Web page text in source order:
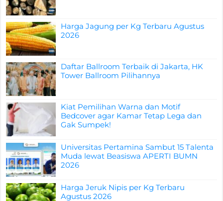
Harga Jagung per Kg Terbaru Agustus
2026
Daftar Ballroom Terbaik di Jakarta, HK
Tower Ballroom Pilihannya
Kiat Pemilihan Warna dan Motif
Bedcover agar Kamar Tetap Lega dan
Gak Sumpek!
Universitas Pertamina Sambut 15 Talenta
Muda lewat Beasiswa APERTI BUMN
2026
Harga Jeruk Nipis per Kg Terbaru
Agustus 2026